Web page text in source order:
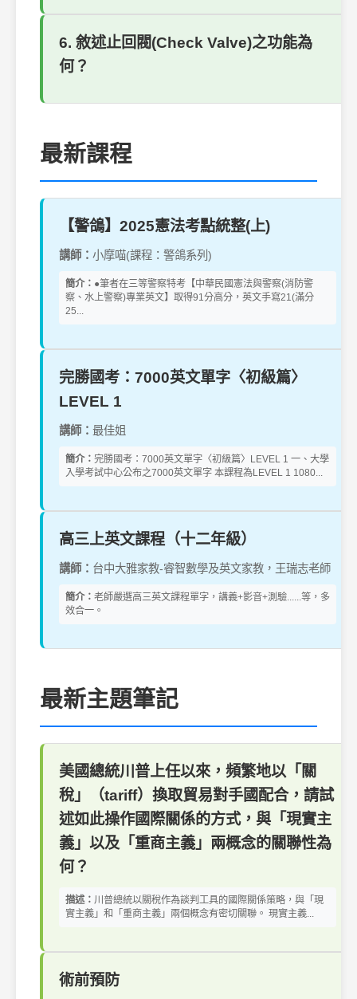
6. 敘述止回閥(Check Valve)之功能為
何？
最新課程
【警鴿】2025憲法考點統整(上)
講師： 小摩喵(課程：警鴿系列)
簡介： ●筆者在三等警察特考【中華民國憲法與警察(消防警
察、水上警察)專業英文】取得91分高分，英文手寫21(滿分
25...
完勝國考：7000英文單字〈初級篇〉
LEVEL 1
講師： 最佳姐
簡介： 完勝國考：7000英文單字〈初級篇〉LEVEL 1 一、大學
入學考試中心公布之7000英文單字 本課程為LEVEL 1 1080...
高三上英文課程（十二年級）
講師： 台中大雅家教-睿智數學及英文家教，王瑞志老師
簡介： 老師嚴選高三英文課程單字，講義+影音+測驗......等，多
效合一。
最新主題筆記
美國總統川普上任以來，頻繁地以「關
稅」（tariff）換取貿易對手國配合，請試
述如此操作國際關係的方式，與「現實主
義」以及「重商主義」兩概念的關聯性為
何？
描述： 川普總統以關稅作為談判工具的國際關係策略，與「現
實主義」和「重商主義」兩個概念有密切關聯。 現實主義...
術前預防